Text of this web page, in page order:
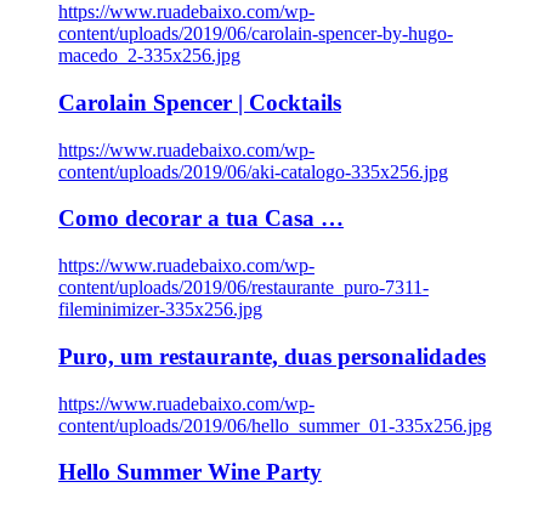
https://www.ruadebaixo.com/wp-
content/uploads/2019/06/carolain-spencer-by-hugo-
macedo_2-335x256.jpg
Carolain Spencer | Cocktails
https://www.ruadebaixo.com/wp-
content/uploads/2019/06/aki-catalogo-335x256.jpg
Como decorar a tua Casa …
https://www.ruadebaixo.com/wp-
content/uploads/2019/06/restaurante_puro-7311-
fileminimizer-335x256.jpg
Puro, um restaurante, duas personalidades
https://www.ruadebaixo.com/wp-
content/uploads/2019/06/hello_summer_01-335x256.jpg
Hello Summer Wine Party